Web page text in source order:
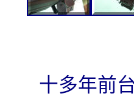
十多年前